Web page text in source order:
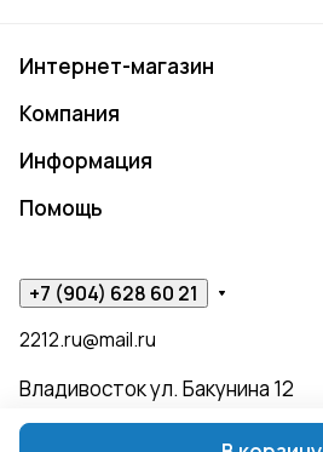
Интернет-магазин
Компания
Информация
Помощь
+7 (904) 628 60 21
2212.ru@mail.ru
Владивосток ул. Бакунина 12